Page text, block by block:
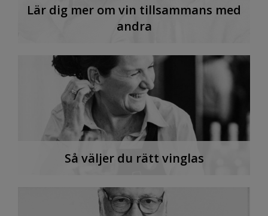
Lär dig mer om vin tillsammans med
andra
Så väljer du rätt vinglas